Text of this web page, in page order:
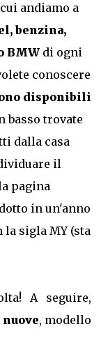
andiamo a
benzina,
BMW di ogni
conoscere
disponibili
basso trovate
dalla casa
il
pagina
in un'anno
sigla MY (sta
A seguire,
, modello